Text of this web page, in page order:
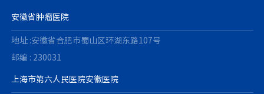
安徽省肿瘤医院
地址 :安徽省合肥市蜀山区环湖东路107号
邮编 : 230031
上海市第六人民医院安徽医院